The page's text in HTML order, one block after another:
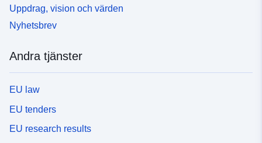
Uppdrag, vision och värden
Nyhetsbrev
Andra tjänster
EU law
EU tenders
EU research results